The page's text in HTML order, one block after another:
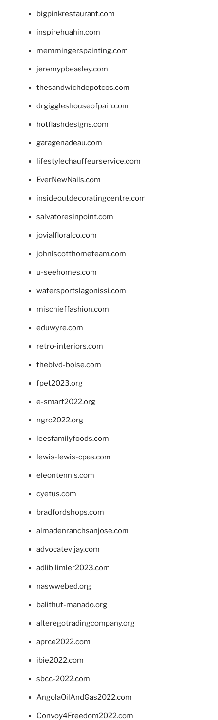
bigpinkrestaurant.com
inspirehuahin.com
memmingerspainting.com
jeremypbeasley.com
thesandwichdepotcos.com
drgiggleshouseofpain.com
hotflashdesigns.com
garagenadeau.com
lifestylechauffeurservice.com
EverNewNails.com
insideoutdecoratingcentre.com
salvatoresinpoint.com
jovialfloralco.com
johnlscotthometeam.com
u-seehomes.com
watersportslagonissi.com
mischieffashion.com
eduwyre.com
retro-interiors.com
theblvd-boise.com
fpet2023.org
e-smart2022.org
ngrc2022.org
leesfamilyfoods.com
lewis-lewis-cpas.com
eleontennis.com
cyetus.com
bradfordshops.com
almadenranchsanjose.com
advocatevijay.com
adlibilimler2023.com
naswwebed.org
balithut-manado.org
alteregotradingcompany.org
aprce2022.com
ibie2022.com
sbcc-2022.com
AngolaOilAndGas2022.com
Convoy4Freedom2022.com